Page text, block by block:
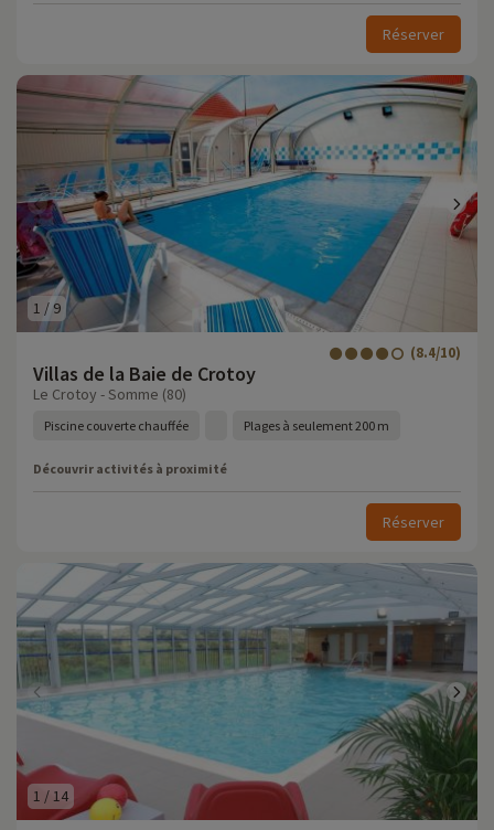
Réserver
1 /9
Villas de la Baie de Crotoy
(8.4/10)
Le Crotoy - Somme (80)
Piscine couverte chauffée Plages à seulement 200 m
Découvrir activités à proximité
Réserver
1 /14